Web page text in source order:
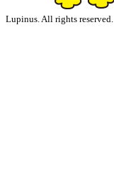
Lupinus. All rights reserved.